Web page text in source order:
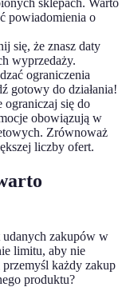
sklepach. Warto
powiadomienia o
się, że znasz daty
wyprzedaży.
ograniczenia
gotowy do działania!
ograniczaj się do
obowiązują w
Zrównoważ
liczby ofert.
udanych zakupów w
limitu, aby nie
każdy zakup
produktu?